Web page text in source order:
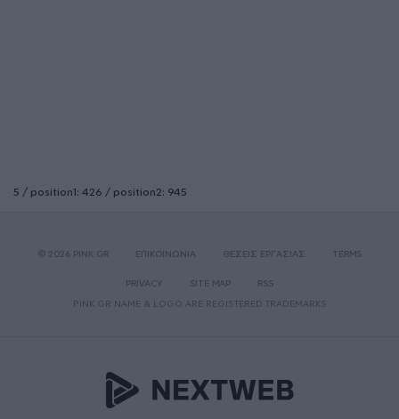
5 / position1: 426 / position2: 945
© 2026 PINK.GR ΕΠΙΚΟΙΝΩΝΙΑ ΘΕΣΕΙΣ ΕΡΓΑΣΙΑΣ TERMS
PRIVACY SITE MAP
RSS
PINK.GR NAME & LOGO ARE REGISTERED TRADEMARKS